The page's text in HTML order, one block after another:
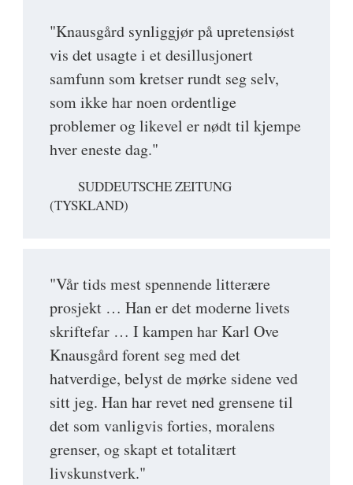
"Knausgård synliggjør på upretensiøst
vis det usagte i et desillusjonert
samfunn som kretser rundt seg selv,
som ikke har noen ordentlige
problemer og likevel er nødt til kjempe
hver eneste dag."
SUDDEUTSCHE ZEITUNG
(TYSKLAND)
"Vår tids mest spennende litterære
prosjekt … Han er det moderne livets
skriftefar … I kampen har Karl Ove
Knausgård forent seg med det
hatverdige, belyst de mørke sidene ved
sitt jeg. Han har revet ned grensene til
det som vanligvis forties, moralens
grenser, og skapt et totalitært
livskunstverk."